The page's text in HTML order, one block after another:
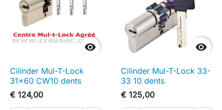

Cilinder Mul-T-Lock
31x60 CW10 dents
€ 124,00

Cilinder Mul-T-Lock 33-
33 10 dents
€ 125,00